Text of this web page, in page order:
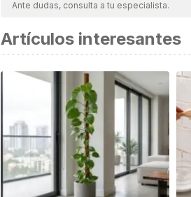
Ante dudas, consulta a tu especialista.
Artículos interesantes